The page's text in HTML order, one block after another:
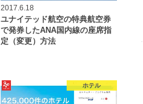
2017.6.18
ユナイテッド航空の特典航空券
で発券したANA国内線の座席指
定（変更）方法
ホテル